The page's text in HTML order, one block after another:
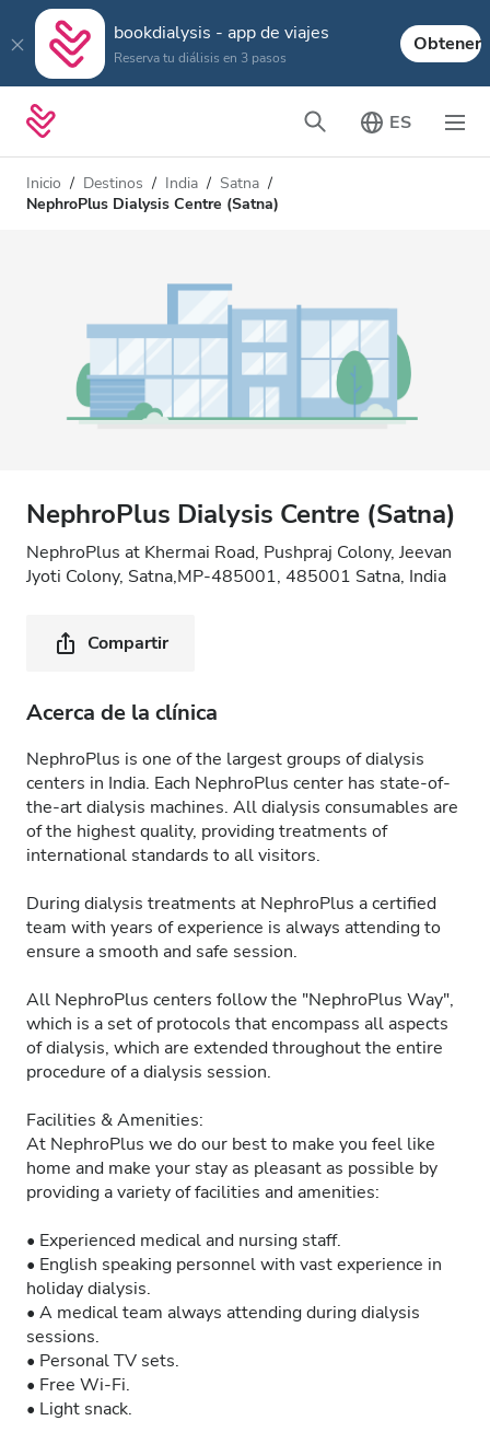
bookdialysis - app de viajes
Reserva tu diálisis en 3 pasos
Obtener
ES
Inicio Destinos India
Satna
NephroPlus Dialysis Centre (Satna)
NephroPlus Dialysis Centre (Satna)
NephroPlus at Khermai Road, Pushpraj Colony, Jeevan
Jyoti Colony, Satna,MP-485001, 485001 Satna, India
Compartir
Acerca de la clínica
NephroPlus is one of the largest groups of dialysis
centers in India. Each NephroPlus center has state-of-
the-art dialysis machines. All dialysis consumables are
of the highest quality, providing treatments of
international standards to all visitors.
During dialysis treatments at NephroPlus a certified
team with years of experience is always attending to
ensure a smooth and safe session.
All NephroPlus centers follow the "NephroPlus Way",
which is a set of protocols that encompass all aspects
of dialysis, which are extended throughout the entire
procedure of a dialysis session.
Facilities & Amenities:
At NephroPlus we do our best to make you feel like
home and make your stay as pleasant as possible by
providing a variety of facilities and amenities:
• Experienced medical and nursing staff.
• English speaking personnel with vast experience in
holiday dialysis.
• A medical team always attending during dialysis
sessions.
• Personal TV sets.
• Free Wi-Fi.
• Light snack.